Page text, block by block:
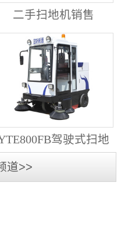
二手扫地机销售
驾驶式扫地
道>>